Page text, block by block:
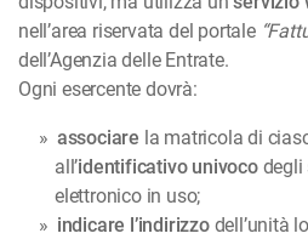
nell’area riservata del portale
dell’Agenzia delle Entrate.
Ogni esercente dovrà:
associare la matricola di
all’identificativo univocodegli
elettronico in uso;
indicare l’indirizzodell’unità